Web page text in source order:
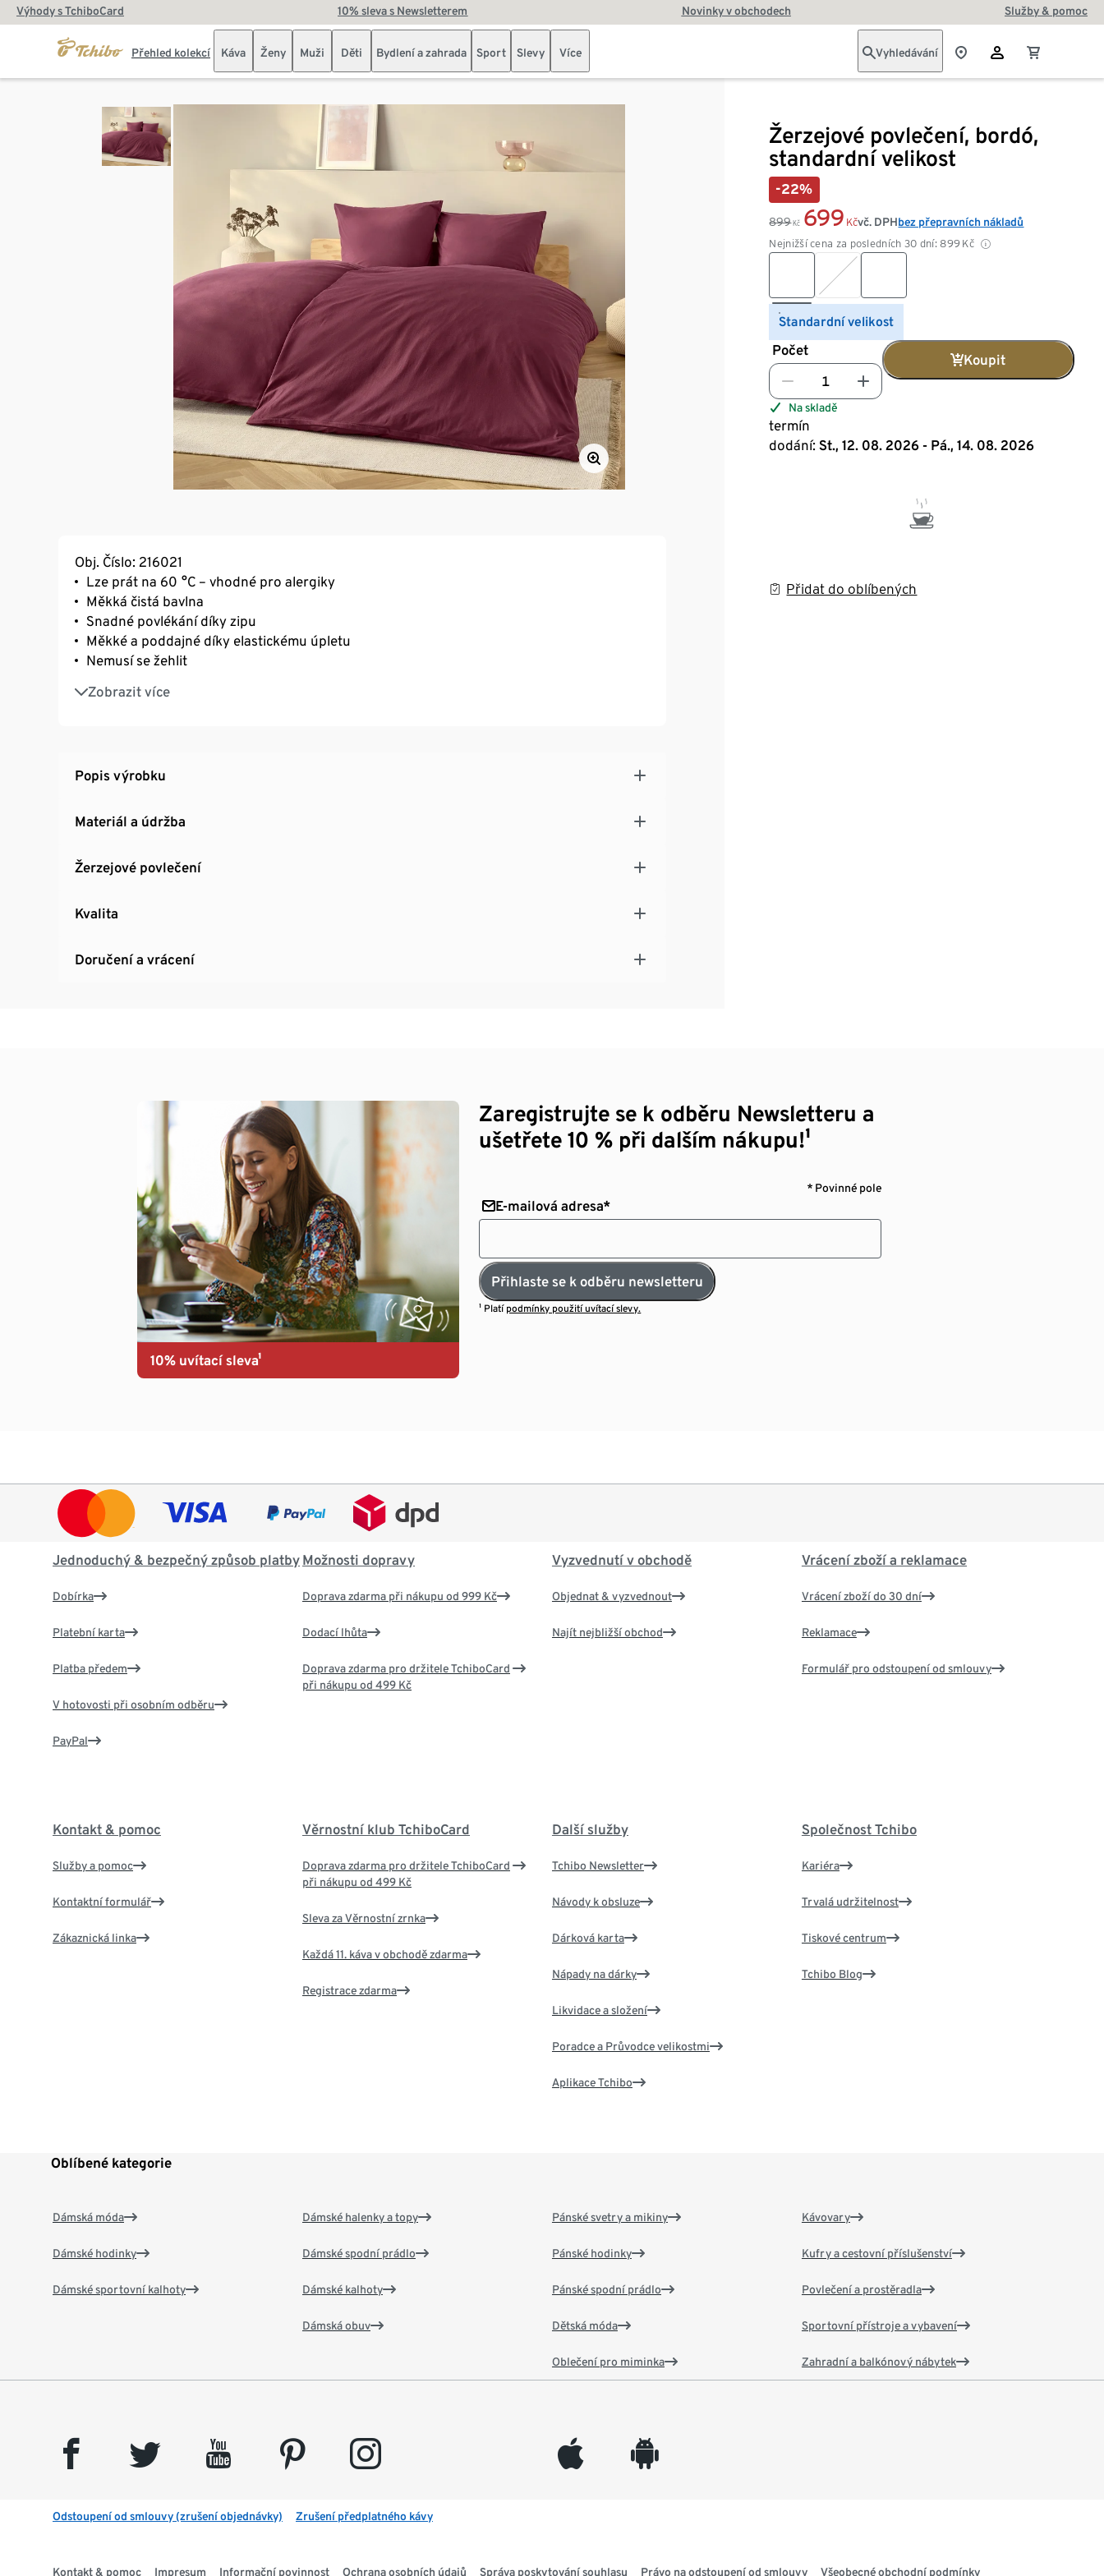
Výhody s TchiboCard 10% sleva s Newsletterem Novinky v obchodech Služby & pomoc
Přehled kolekcí Káva Ženy Muži Děti Bydlení a zahrada Sport Slevy Více Vyhledávání
Žerzejové povlečení, bordó,
standardní velikost
-22%
899 Kč 699 Kč
Nejnižší cena za posledních 30 dní: 899 Kč
vč. DPHbez přepravních nákladů
Standardní velikost
Počet
Koupit
Na skladě
termín
dodání: St., 12. 08. 2026 - Pá., 14. 08. 2026
Přidat do oblíbených
Obj. Číslo: 216021
Lze prát na 60 °C – vhodné pro alergiky
Měkká čistá bavlna
Snadné povlékání díky zipu
Měkké a poddajné díky elastickému úpletu
Nemusí se žehlit
Zobrazit více
Podpora iniciativy Cotton made in Africa
Toto povlečení přispívá k podpoře pěstitelů.
Popis výrobku
Materiál a údržba
Žerzejové povlečení
Kvalita
Doručení a vrácení
10% uvítací sleva¹
Zaregistrujte se k odběru Newsletteru a
ušetřete 10 % při dalším nákupu!¹
* Povinné pole
E-mailová adresa*
Přihlaste se k odběru newsletteru
¹ Platí podmínky použití uvítací slevy.
Jednoduchý & bezpečný způsob platby
Dobírka
Platební karta
Platba předem
V hotovosti při osobním odběru
PayPal
Možnosti dopravy
Doprava zdarma při nákupu od 999 Kč
Dodací lhůta
Doprava zdarma pro držitele TchiboCard
při nákupu od 499 Kč
Vyzvednutí v obchodě
Objednat & vyzvednout
Najít nejbližší obchod
Vrácení zboží a reklamace
Vrácení zboží do 30 dní
Reklamace
Formulář pro odstoupení od smlouvy
Kontakt & pomoc
Služby a pomoc
Kontaktní formulář
Zákaznická linka
Věrnostní klub TchiboCard
Doprava zdarma pro držitele TchiboCard
při nákupu od 499 Kč
Sleva za Věrnostní zrnka
Každá 11. káva v obchodě zdarma
Registrace zdarma
Další služby
Tchibo Newsletter
Návody k obsluze
Dárková karta
Nápady na dárky
Likvidace a složení
Poradce a Průvodce velikostmi
Aplikace Tchibo
Společnost Tchibo
Kariéra
Trvalá udržitelnost
Tiskové centrum
Tchibo Blog
Oblíbené kategorie
Dámská móda
Dámské hodinky
Dámské sportovní kalhoty
Dámské halenky a topy
Dámské spodní prádlo
Dámské kalhoty
Dámská obuv
Pánské svetry a mikiny
Pánské hodinky
Pánské spodní prádlo
Dětská móda
Oblečení pro miminka
Kávovary
Kufry a cestovní příslušenství
Povlečení a prostěradla
Sportovní přístroje a vybavení
Zahradní a balkónový nábytek
facebook twitter youtube pinterest instagram appleinc android
Odstoupení od smlouvy (zrušení objednávky) Zrušení předplatného kávy
Kontakt & pomoc Impresum Informační povinnost Ochrana osobních údajů Správa poskytování souhlasu Právo na odstoupení od smlouvy Všeobecné obchodní podmínky